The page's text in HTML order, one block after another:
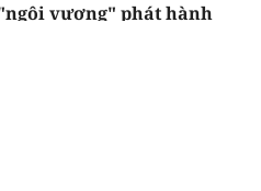
vương" phát hành